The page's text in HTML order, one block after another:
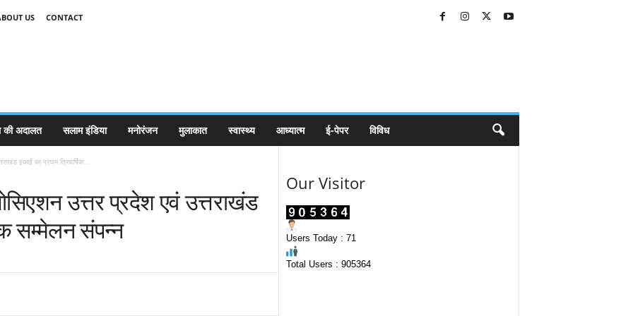
US
CONTACT
की अदालत सलाम इंडिया मनोरंजन मुलाकात स्वास्थ्य आध्यात्म ई-पेपर विविध
इकाई का प्रथम त्रिवार्षिक...
उत्तर प्रदेश एवं उत्तराखंड
सम्मेलन संपन्न
Our Visitor
Users Today : 71
Total Users : 905364